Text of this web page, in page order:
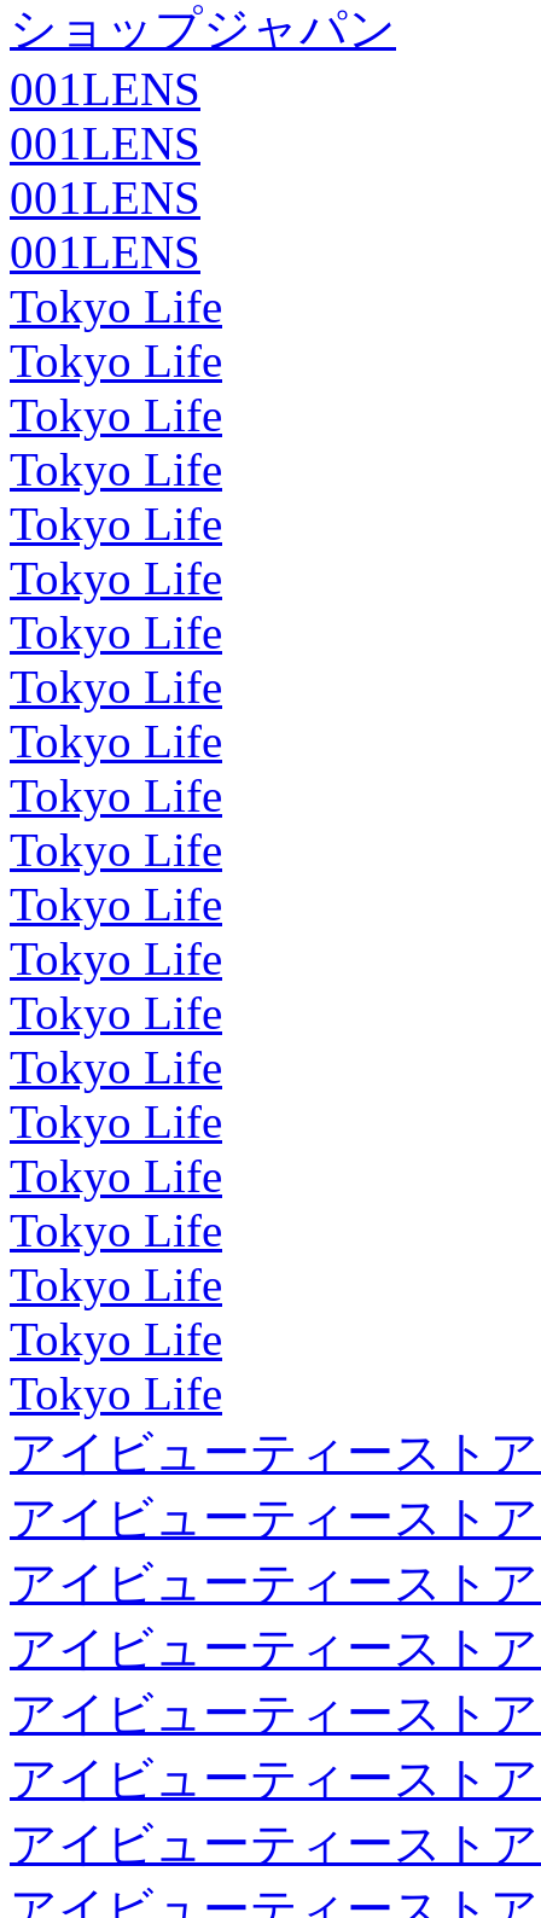
ショップジャパン
001LENS
001LENS
001LENS
001LENS
Tokyo Life
Tokyo Life
Tokyo Life
Tokyo Life
Tokyo Life
Tokyo Life
Tokyo Life
Tokyo Life
Tokyo Life
Tokyo Life
Tokyo Life
Tokyo Life
Tokyo Life
Tokyo Life
Tokyo Life
Tokyo Life
Tokyo Life
Tokyo Life
Tokyo Life
Tokyo Life
Tokyo Life
アイビューティースト
アイビューティースト
アイビューティースト
アイビューティースト
アイビューティースト
アイビューティースト
アイビューティースト